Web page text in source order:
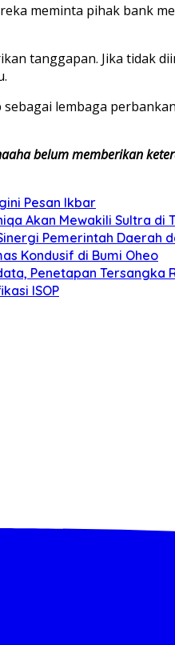
meminta pihak bank
tanggapan. Jika tidak
lembaga
belum memberikan
Pesan Ikbar
Akan Mewakili Sultra di
Pemerintah Daerah
Kondusif di Bumi Oheo
Penetapan Tersangka
ISOP